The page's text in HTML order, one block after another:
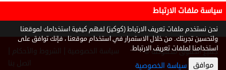
جميع الحقوق محفوظة ©
2026
سياسة الخصوصية الشروط والأحكام
اتصل بنا
سياسة ملفات الارتباط
نحن نستخدم ملفات تعريف الارتباط (كوكيز) لفهم كيفية استخدامك لموقعنا
ولتحسين تجربتك. من خلال الاستمرار في استخدام موقعنا ، فإنك توافق على
استخدامنا لملفات تعريف الارتباط.
موافق سياسة الخصوصية